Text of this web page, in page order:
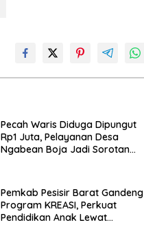
Pecah Waris Diduga Dipungut
Rp1 Juta, Pelayanan Desa
Ngabean Boja Jadi Sorotan
Pemkab Pesisir Barat Gandeng
Program KREASI, Perkuat
Pendidikan Anak Lewat